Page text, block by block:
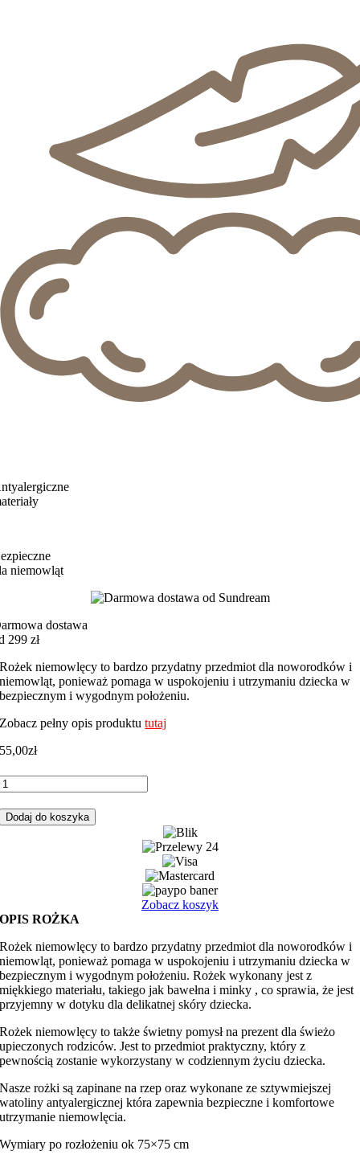
niemowląt
dostawa
299 zł
Rożek niemowlęcy to bardzo przydatny przedmiot dla noworodków i
niemowląt, ponieważ pomaga w uspokojeniu i utrzymaniu dziecka w
bezpiecznym i wygodnym położeniu.
Zobacz pełny opis produktututaj
55,00zł
Dodaj do koszyka
Zobacz koszyk
OPIS ROŻKA
Rożek niemowlęcy to bardzo przydatny przedmiot dla noworodków i
niemowląt, ponieważ pomaga w uspokojeniu i utrzymaniu dziecka w
bezpiecznym i wygodnym położeniu. Rożek wykonany jest z
miękkiego materiału, takiego jak bawełna i minky , co sprawia, że jest
przyjemny w dotyku dla delikatnej skóry dziecka.
Rożek niemowlęcy to także świetny pomysł na prezent dla świeżo
upieczonych rodziców. Jest to przedmiot praktyczny, który z
pewnością zostanie wykorzystany w codziennym życiu dziecka.
Nasze rożki są zapinane na rzep oraz wykonane ze sztywmiejszej
watoliny antyalergicznej która zapewnia bezpieczne i komfortowe
utrzymanie niemowlęcia.
Wymiary po rozłożeniu ok 75×75 cm